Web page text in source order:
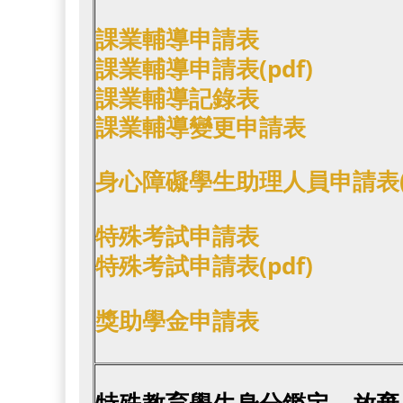
課業輔導申請表
課業輔導申請表(pdf)
課業輔導記錄表
課業輔導變更申請表
身心障礙學生助理人員申請
特殊考試申請表
特殊考試申請表(pdf)
獎助學金申請表